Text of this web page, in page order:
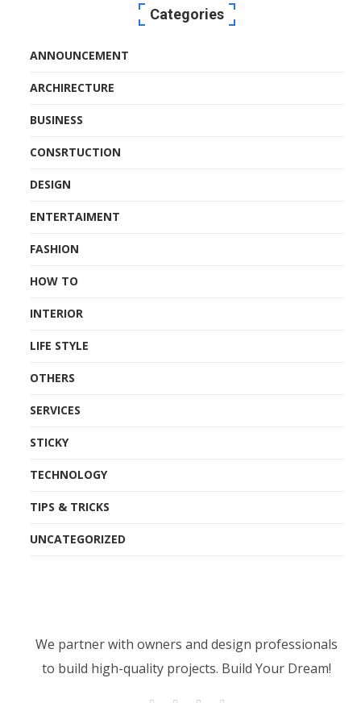
Categories
ANNOUNCEMENT
ARCHIRECTURE
BUSINESS
CONSRTUCTION
DESIGN
ENTERTAIMENT
FASHION
HOW TO
INTERIOR
LIFE STYLE
OTHERS
SERVICES
STICKY
TECHNOLOGY
TIPS & TRICKS
UNCATEGORIZED
We partner with owners and design professionals
to build high-quality projects. Build Your Dream!